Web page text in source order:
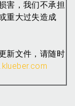
害，我们不承担
重大过失造成
新文件，请随时